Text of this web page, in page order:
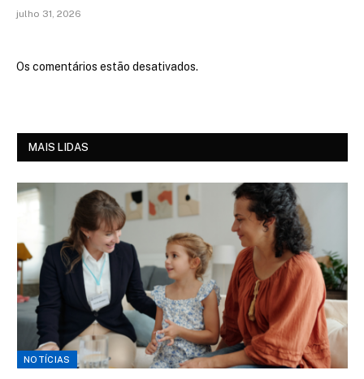
julho 31, 2026
Os comentários estão desativados.
MAIS LIDAS
NOTÍCIAS